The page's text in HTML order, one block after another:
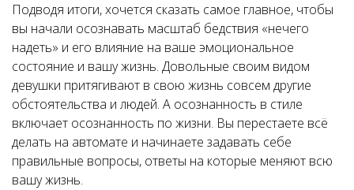
Подводя итоги, хочется сказать самое главное, чтобы
вы начали осознавать масштаб бедствия «нечего
надеть» и его влияние на ваше эмоциональное
состояние и вашу жизнь. Довольные своим видом
девушки притягивают в свою жизнь совсем другие
обстоятельства и людей. А осознанность в стиле
включает осознанность по жизни. Вы перестаете всё
делать на автомате и начинаете задавать себе
правильные вопросы, ответы на которые меняют всю
вашу жизнь.